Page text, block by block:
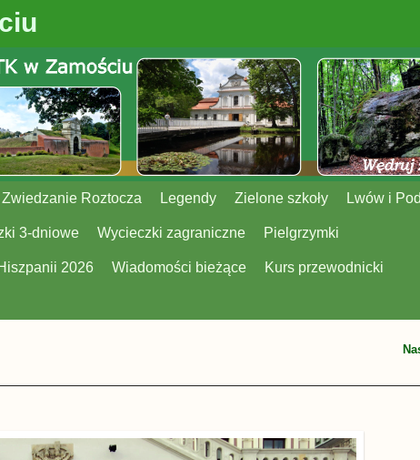
Zwiedzanie Roztocza Legendy Zielone szkoły Lwów i
3-dniowe Wycieczki zagraniczne Pielgrzymki
2026 Wiadomości bieżące Kurs przewodnicki